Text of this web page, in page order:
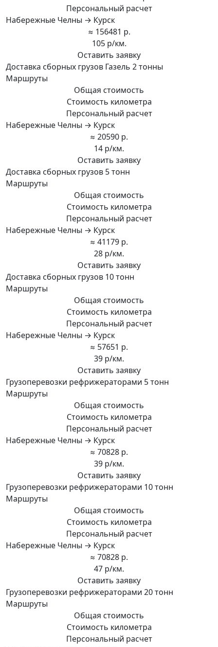
Персональный расчет
Набережные Челны → Курск
≈ 156481 р.
105 р/км.
Оставить заявку
Доставка сборных грузов Газель 2 тонны
Маршруты
Общая стоимость
Стоимость километра
Персональный расчет
Набережные Челны → Курск
≈ 20590 р.
14 р/км.
Оставить заявку
Доставка сборных грузов 5 тонн
Маршруты
Общая стоимость
Стоимость километра
Персональный расчет
Набережные Челны → Курск
≈ 41179 р.
28 р/км.
Оставить заявку
Доставка сборных грузов 10 тонн
Маршруты
Общая стоимость
Стоимость километра
Персональный расчет
Набережные Челны → Курск
≈ 57651 р.
39 р/км.
Оставить заявку
Грузоперевозки рефрижераторами 5 тонн
Маршруты
Общая стоимость
Стоимость километра
Персональный расчет
Набережные Челны → Курск
≈ 70828 р.
39 р/км.
Оставить заявку
Грузоперевозки рефрижераторами 10 тонн
Маршруты
Общая стоимость
Стоимость километра
Персональный расчет
Набережные Челны → Курск
≈ 70828 р.
47 р/км.
Оставить заявку
Грузоперевозки рефрижераторами 20 тонн
Маршруты
Общая стоимость
Стоимость километра
Персональный расчет